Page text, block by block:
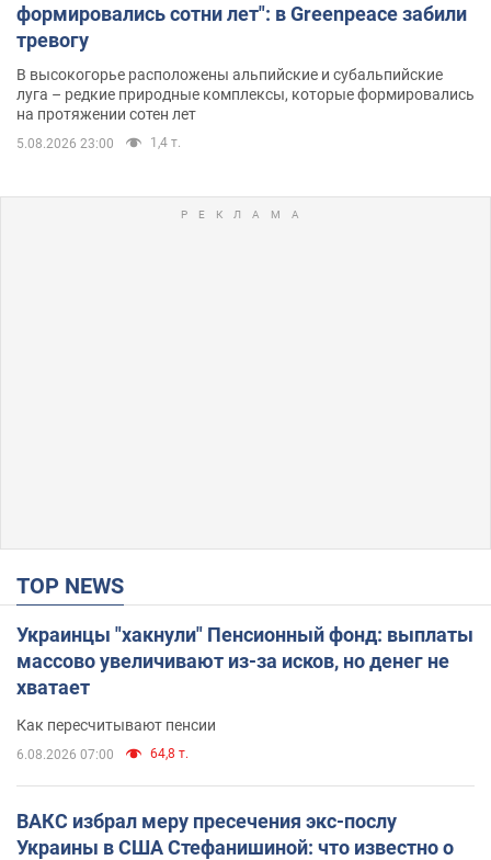
формировались сотни лет": в Greenpeace забили
тревогу
В высокогорье расположены альпийские и субальпийские
луга – редкие природные комплексы, которые формировались
на протяжении сотен лет
5.08.2026 23:00 1,4 т.
TOP NEWS
Украинцы "хакнули" Пенсионный фонд: выплаты
массово увеличивают из-за исков, но денег не
хватает
Как пересчитывают пенсии
6.08.2026 07:00 64,8 т.
ВАКС избрал меру пресечения экс-послу
Украины в США Стефанишиной: что известно о